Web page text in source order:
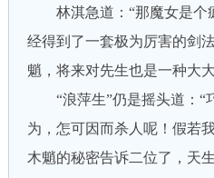
林淇急道：“那魔女是个
经得到了一套极为厉害的剑
魈，将来对先生也是一种大
“浪萍生”仍是摇头道：“
为，怎可因而杀人呢！假若
木魈的秘密告诉二位了，天